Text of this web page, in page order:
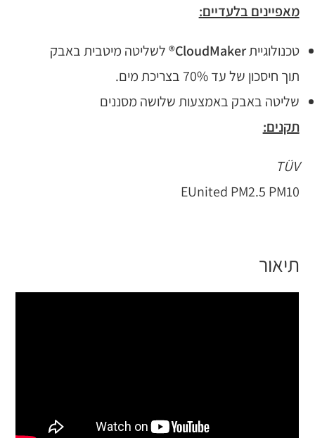
מאפיינים בלעדיים:
טכנולוגייתCloudMaker
®לשליטה מיטבית באבק
תוך חיסכון של עד 70% בצריכת מים.
שליטה באבק באמצעות שלושה מסננים
תקנים:
TÜV
EUnited PM2.5 PM10
תיאור